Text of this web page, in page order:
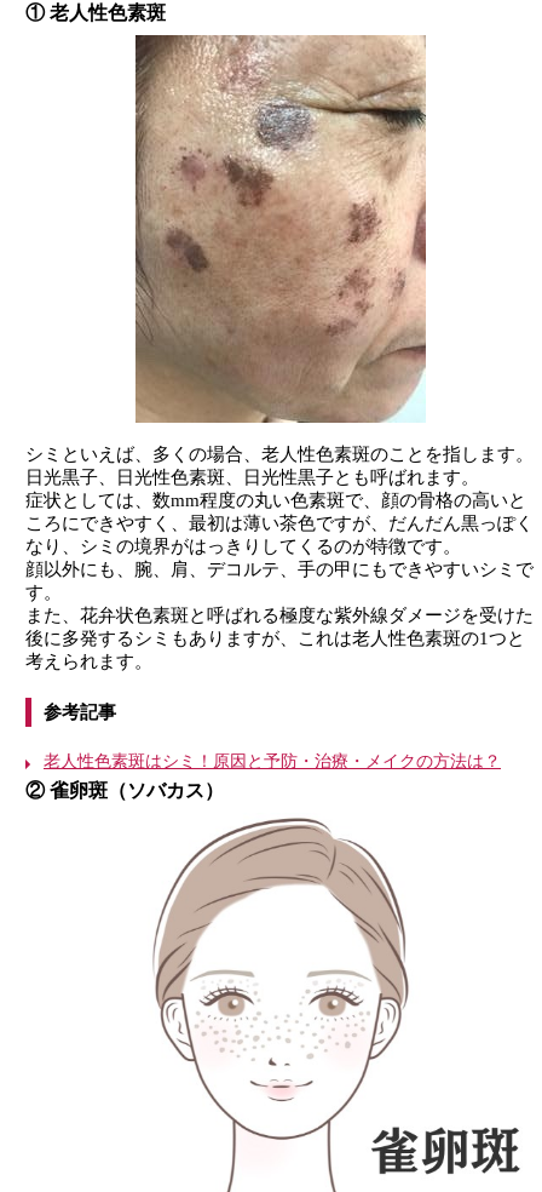
① 老人性色素斑
シミといえば、多くの場合、老人性色素斑のことを指します。
日光黒子、日光性色素斑、日光性黒子とも呼ばれます。
症状としては、数mm程度の丸い色素斑で、顔の骨格の高いと
ころにできやすく、最初は薄い茶色ですが、だんだん黒っぽく
なり、シミの境界がはっきりしてくるのが特徴です。
顔以外にも、腕、肩、デコルテ、手の甲にもできやすいシミで
す。
また、花弁状色素斑と呼ばれる極度な紫外線ダメージを受けた
後に多発するシミもありますが、これは老人性色素斑の1つと
考えられます。
参考記事
老人性色素斑はシミ！原因と予防・治療・メイクの方法は？
② 雀卵斑（ソバカス）